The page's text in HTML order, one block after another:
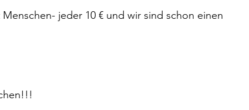
jeder 10 € und wir sind schon einen